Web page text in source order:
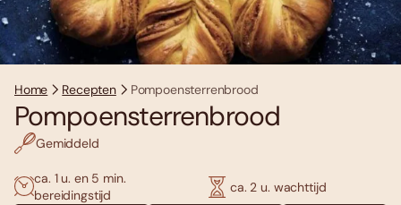
Home Recepten Pompoensterrenbrood
Pompoensterrenbrood
Gemiddeld
ca. 1 u. en 5 min.
bereidingstijd
ca. 2 u. wachttijd